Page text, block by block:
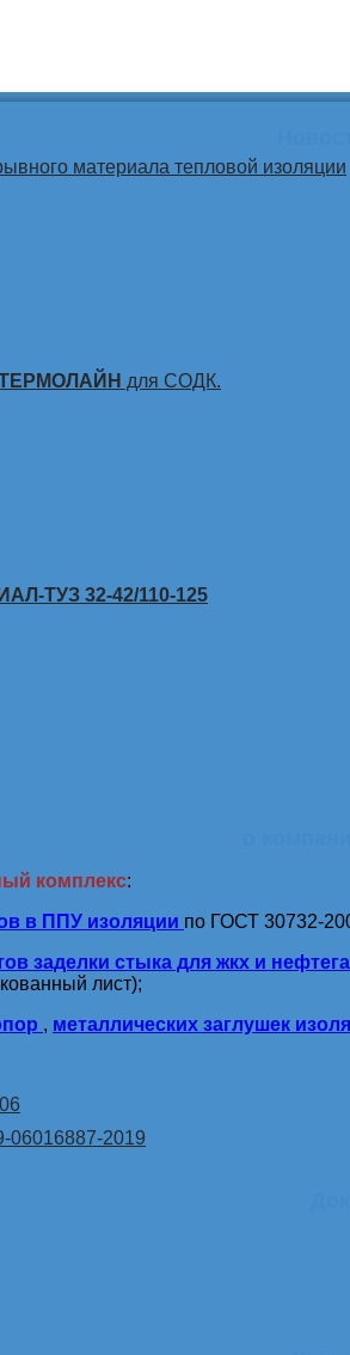
материала тепловой изоляции
ТЕРМОЛАЙН для СОДК.
ТУЗ 32-42/110-125
комплекс:
в ППУ изоляции по ГОСТ 30732-
заделки стыка для жкх и
лист);
, металлических заглушек
06016887-2019